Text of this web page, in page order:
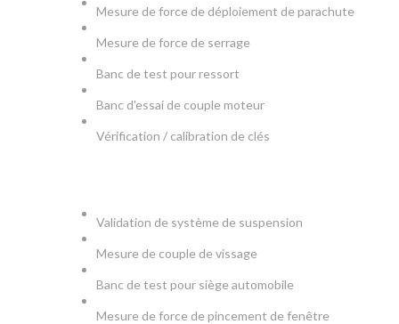
Mesure de force de déploiement de parachute
Mesure de force de serrage
Banc de test pour ressort
Banc d'essai de couple moteur
Vérification / calibration de clés
Validation de système de suspension
Mesure de couple de vissage
Banc de test pour siège automobile
Mesure de force de pincement de fenêtre